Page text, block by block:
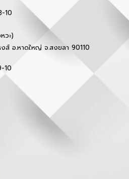
10
วะ)
อ.หาดใหญ่ จ.สงขลา 90110
10